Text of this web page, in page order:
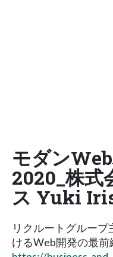
モダン
2020_株式
ス Yuki
リクルートグルー
けるWeb開発の最前